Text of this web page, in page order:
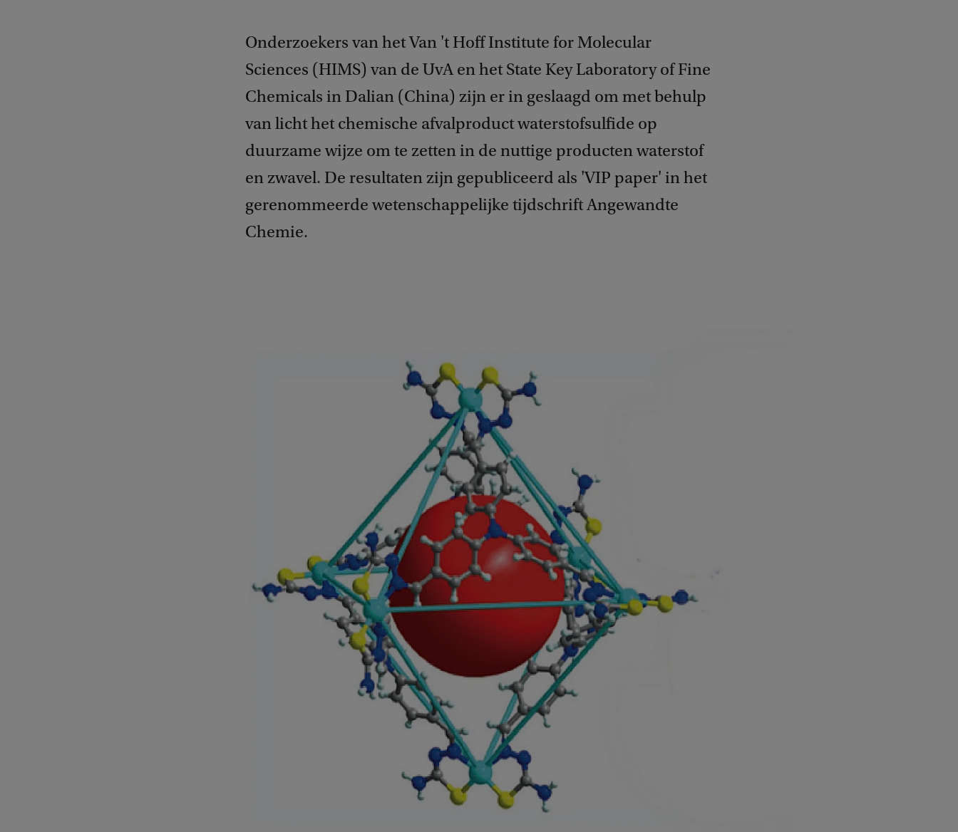
Onderzoekers van het Van 't Hoff Institute for Molecular
Sciences (HIMS) van de UvA en het State Key Laboratory of Fine
Chemicals in Dalian (China) zijn er in geslaagd om met behulp
van licht het chemische afvalproduct waterstofsulfide op
duurzame wijze om te zetten in de nuttige producten waterstof
en zwavel. De resultaten zijn gepubliceerd als 'VIP paper' in het
gerenommeerde wetenschappelijke tijdschrift Angewandte
Chemie.